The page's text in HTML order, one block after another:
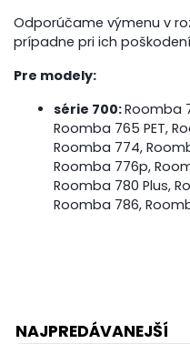
Odporúčame výmenu v
prípadne pri ich
Pre modely:
série 700:Roomba
Roomba 765 PET,
Roomba 774,
Roomba 776p,
Roomba 780 Plus,
Roomba 786,
NAJPREDÁVANEJŠÍ